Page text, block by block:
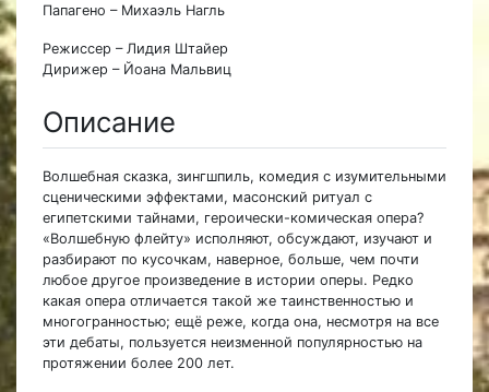
Папагено – Михаэль Нагль
Режиссер – Лидия Штайер
Дирижер – Йоана Мальвиц
Описание
Волшебная сказка, зингшпиль, комедия с изумительными
сценическими эффектами, масонский ритуал с
египетскими тайнами, героически-комическая опера?
«Волшебную флейту» исполняют, обсуждают, изучают и
разбирают по кусочкам, наверное, больше, чем почти
любое другое произведение в истории оперы. Редко
какая опера отличается такой же таинственностью и
многогранностью; ещё реже, когда она, несмотря на все
эти дебаты, пользуется неизменной популярностью на
протяжении более 200 лет.